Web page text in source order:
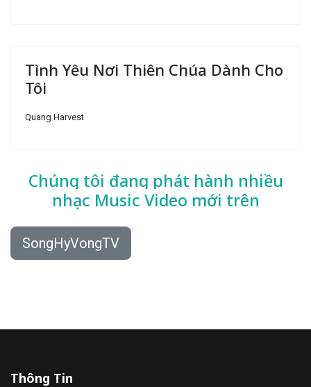
Tình Yêu Nơi Thiên Chúa Dành Cho
Tôi
Quang Harvest
Chúng tôi đang phát hành nhiều
nhạc Music Video mới trên
SongHyVongTV
Thông Tin